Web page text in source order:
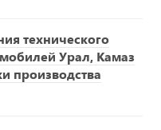
технического
Урал, Камаз
производства